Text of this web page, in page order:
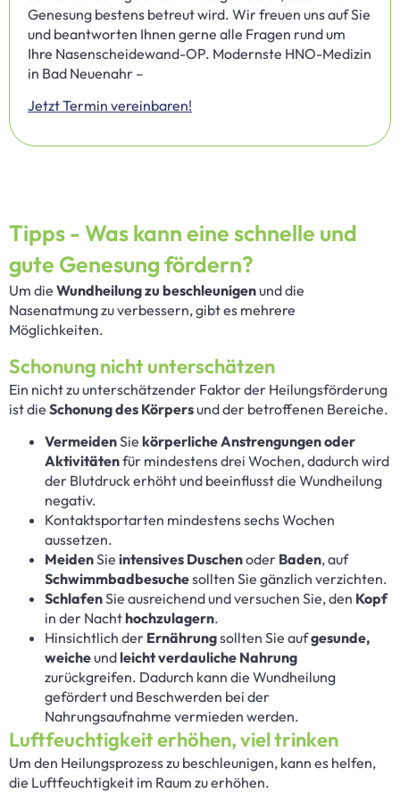
Genesung bestens betreut wird. Wir freuen uns auf Sie
und beantworten Ihnen gerne alle Fragen rund um
Ihre Nasenscheidewand-OP. Modernste HNO-Medizin
in Bad Neuenahr –
Jetzt Termin vereinbaren!
Tipps - Was kann eine schnelle und
gute Genesung fördern?
Um die Wundheilung zu beschleunigenund die
Nasenatmung zu verbessern, gibt es mehrere
Möglichkeiten.
Schonung nicht unterschätzen
Ein nicht zu unterschätzender Faktor der Heilungsförderung
ist die Schonung des Körpersund der betroffenen Bereiche.
VermeidenSie körperliche Anstrengungen oder
Aktivitätenfür mindestens drei Wochen, dadurch wird
der Blutdruck erhöht und beeinflusst die Wundheilung
negativ.
Kontaktsportarten mindestens sechs Wochen
aussetzen.
MeidenSie intensives Duschenoder Baden, auf
Schwimmbadbesuchesollten Sie gänzlich verzichten.
SchlafenSie ausreichend und versuchen Sie, den Kopf
in der Nachthochzulagern.
Hinsichtlich der Ernährungsollten Sie aufgesunde,
weicheundleicht verdauliche Nahrung
zurückgreifen. Dadurch kann die Wundheilung
gefördert und Beschwerden bei der
Nahrungsaufnahme vermieden werden.
Luftfeuchtigkeit erhöhen, viel trinken
Um den Heilungsprozess zu beschleunigen, kann es helfen,
die Luftfeuchtigkeit im Raum zu erhöhen.